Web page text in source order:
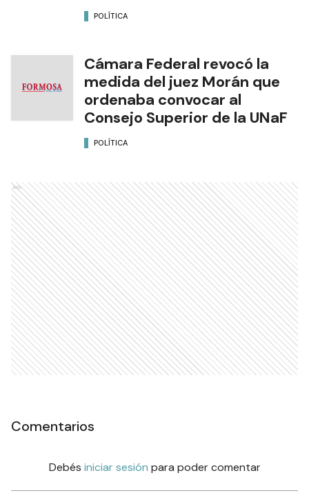
POLÍTICA
Cámara Federal revocó la
medida del juez Morán que
ordenaba convocar al
Consejo Superior de la UNaF
POLÍTICA
Ads
Comentarios
Debés iniciar sesión para poder comentar